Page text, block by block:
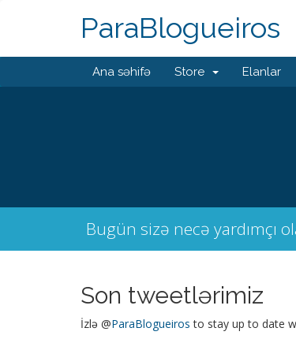
ParaBlogueiros
Ana səhifə Store Elanlar
Bugün sizə necə yardımçı
Son tweetlərimiz
İzlə @ParaBlogueiros to stay up to date